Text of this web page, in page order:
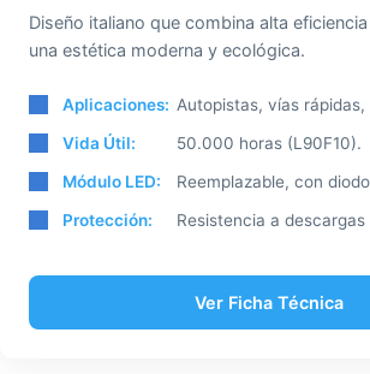
Diseño italiano que combina alta
una estética moderna y ecológica.
Aplicaciones: Autopistas, vías
Vida Útil:
50.000 horas (L90F10).
Módulo LED:
Reemplazable, con
Protección:
Resistencia a descargas
Ver Ficha Técnica